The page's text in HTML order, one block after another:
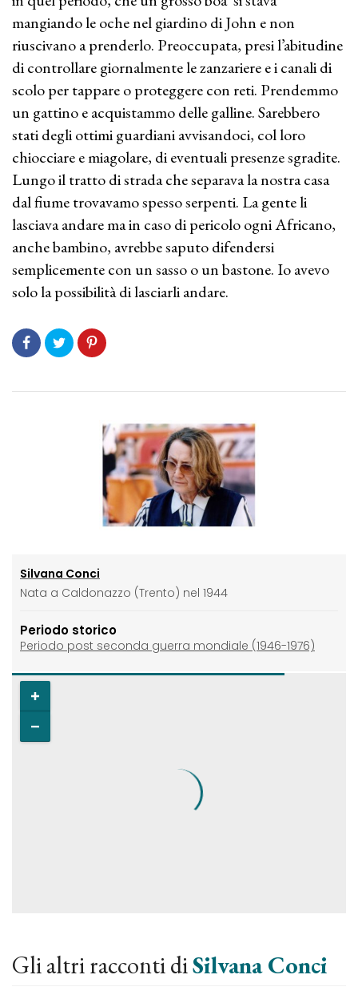
mangiando le oche nel giardino di John e non
riuscivano a prenderlo. Preoccupata, presi l’abitudine
di controllare giornalmente le zanzariere e i canali di
scolo per tappare o proteggere con reti. Prendemmo
un gattino e acquistammo delle galline. Sarebbero
stati degli ottimi guardiani avvisandoci, col loro
chiocciare e miagolare, di eventuali presenze sgradite.
Lungo il tratto di strada che separava la nostra casa
dal fiume trovavamo spesso serpenti. La gente li
lasciava andare ma in caso di pericolo ogni Africano,
anche bambino, avrebbe saputo difendersi
semplicemente con un sasso o un bastone. Io avevo
solo la possibilità di lasciarli andare.
Silvana Conci
Nata a Caldonazzo (Trento) nel 1944
Periodo storico
Periodo post seconda guerra mondiale (1946-1976)
Gli altri racconti diSilvana Conci